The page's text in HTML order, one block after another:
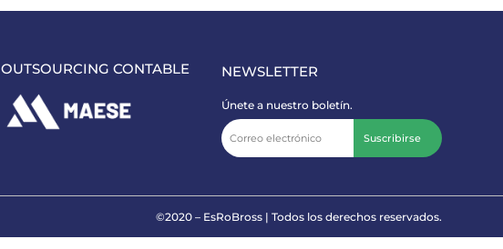
OUTSOURCING CONTABLE NEWSLETTER
Únete a nuestro boletín.
Suscribirse
©2020 – EsRoBross | Todos los derechos reservados.